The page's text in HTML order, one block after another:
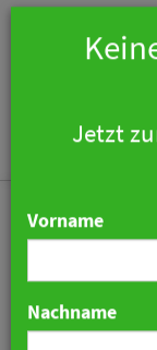
Jetzt
Vorname
Nachname